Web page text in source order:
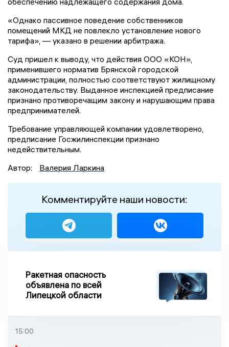
«Однако пассивное поведение собственников
помещений МКД не повлекло установление нового
тарифа», — указано в решении арбитража.
Суд пришел к выводу, что действия ООО «КОН»,
применившего норматив Брянской городской
администрации, полностью соответствуют жилищному
законодательству. Выданное инспекцией предписание
признано противоречащим закону и нарушающим права
предпринимателей.
Требование управляющей компании удовлетворено,
предписание Госжилинспекции признано
недействительным.
Автор:
Валерия Ларкина
Комментируйте наши новости:
Ракетная опасность
объявлена по всей
Липецкой области
15:00